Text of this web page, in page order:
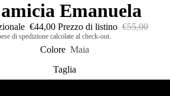
Emanuela
€44,00 Prezzo di listino €55,00
di spedizione calcolate al check-out.
Colore Maia
Taglia